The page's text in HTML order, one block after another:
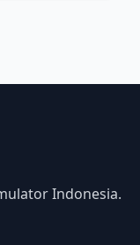
Indonesia.